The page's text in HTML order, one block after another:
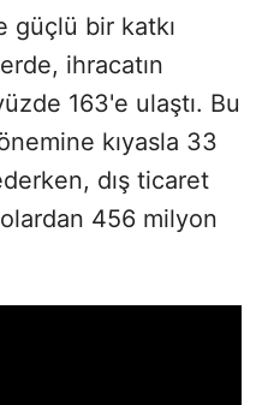
güçlü bir katkı
ihracatın
163'e ulaştı. Bu
kıyasla 33
dış ticaret
456 milyon